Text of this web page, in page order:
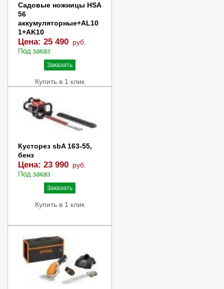
Садовые ножницы HSА
56
аккумуляторные+AL10
1+AK10
Цена: 25 490 руб.
Заказать
Купить в 1 клик
Кусторез sbA 163-55,
бенз
Цена: 23 990 руб.
Заказать
Купить в 1 клик